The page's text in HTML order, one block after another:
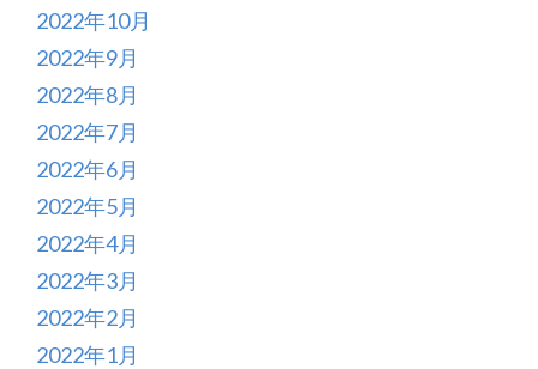
2022年10月
2022年9月
2022年8月
2022年7月
2022年6月
2022年5月
2022年4月
2022年3月
2022年2月
2022年1月